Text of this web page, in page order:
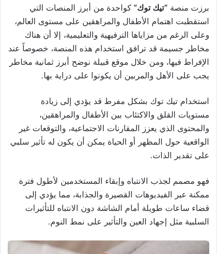
برزت منصة “تيك توك” كواحدة من أبرز المنصات التي
استقطبت اهتمام الأطفال والمراهقين على مستوى العالم،
وعلى الرغم من مزاياها الترفيهية والتعليمية، إلا أن هناك
مخاطر جسيمة قد ترافق استخدام هذه المنصة، خصوصاً عند
الإفراط فيها، ومن خلال موقع قبيلة نوضح أبرز ثمانية مخاطر
يجب على الأهل والمربين أن يكونوا على دراية بها.
استخدام تيك توك بشكل مفرط قد يؤدي إلى زيادة
مستويات القلق والاكتئاب بين الأطفال والمراهقين،
والمحتوى الذي يعزز المقارنات الاجتماعية، والتوقعات غير
الواقعية حول المظهر أو الحياة يمكن أن يكون له تأثير سلبي
على تقدير الذات.
فهو مصمم لجذب الانتباه وإبقاء المستخدمين لأطول فترة
ممكنة عبر الفيديوهات القصيرة والجذابة، مما يؤدي إلى
قضاء ساعات طويلة أمام الشاشة دون الانتباه للتأثيرات
السلبية مثل إجهاد العين والتأثير على نمط النوم.